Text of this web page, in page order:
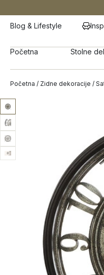
Blog & Lifestyle
Početna Stolne
Početna / Zidne dekoracije /